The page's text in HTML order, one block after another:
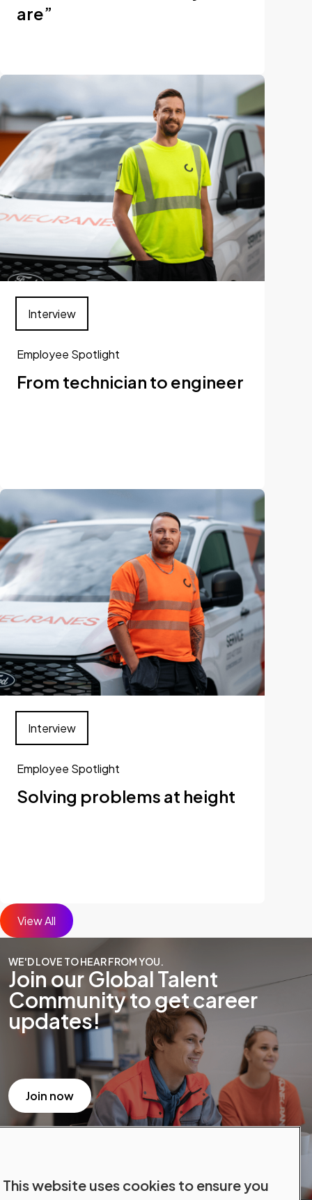
are”
Employee Spotlight
From technician to engineer
Interview
Employee Spotlight
Solving problems at height
Interview
View All
WE'D LOVE TO HEAR FROM YOU.
Join our Global Talent
Community to get career
updates!
Join now
This website uses cookies to ensure you